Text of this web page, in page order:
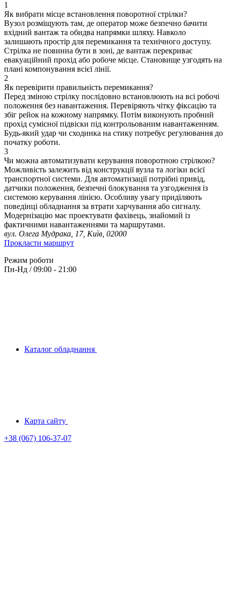
1
Як вибрати місце встановлення поворотної стрілки?
Вузол розміщують там, де оператор може безпечно бачити
вхідний вантаж та обидва напрямки шляху. Навколо
залишають простір для перемикання та технічного доступу.
Стрілка не повинна бути в зоні, де вантаж перекриває
евакуаційний прохід або робоче місце. Становище узгодять на
плані компонування всієї лінії.
2
Як перевірити правильність перемикання?
Перед зміною стрілку послідовно встановлюють на всі робочі
положення без навантаження. Перевіряють чітку фіксацію та
збіг рейок на кожному напрямку. Потім виконують пробний
прохід сумісної підвіски під контрольованим навантаженням.
Будь-який удар чи сходинка на стику потребує регулювання до
початку роботи.
3
Чи можна автоматизувати керування поворотною стрілкою?
Можливість залежить від конструкції вузла та логіки всієї
транспортної системи. Для автоматизації потрібні привід,
датчики положення, безпечні блокування та узгодження із
системою керування лінією. Особливу увагу приділяють
поведінці обладнання за втрати харчування або сигналу.
Модернізацію має проектувати фахівець, знайомий із
фактичними навантаженнями та маршрутами.
вул. Олега Мудрака, 17, Київ, 02000
Прокласти маршрут
Режим роботи
Пн-Нд / 09:00 - 21:00
Каталог обладнання
Карта сайту
+38 (067) 106-37-07